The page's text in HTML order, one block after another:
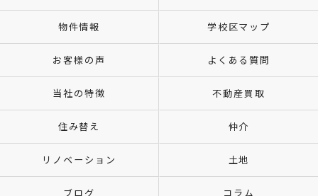
物件情報 学校区マップ
お客様の声 よくある質問
当社の特徴 不動産買取
住み替え 仲介
リノベーション 土地
ブログ コラム